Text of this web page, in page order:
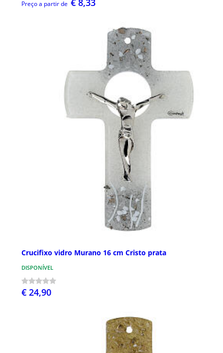
Preço a partir de € 8,33
Crucifixo vidro Murano 16 cm Cristo prata
DISPONÍVEL
€ 24,90